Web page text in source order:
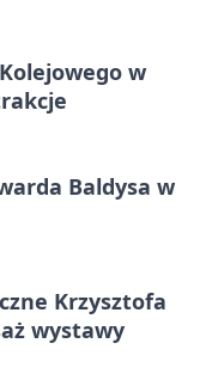
w
Baldysa w
Krzysztofa
wystawy